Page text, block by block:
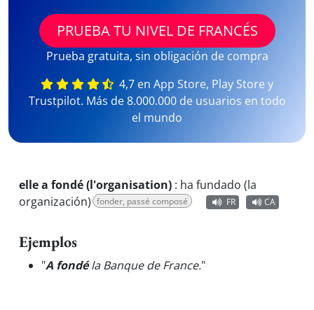
PRUEBA TU NIVEL DE FRANCÉS
Prueba gratuita, sin obligación de compra
4,7 en App Store, Play Store y
Trustpilot. Más de 8.000.000 de usuarios en todo
el mundo
elle a fondé (l'organisation) : ha fundado (la
organización) fonder, passé composé FR CA
Ejemplos
"A fondéla Banque de France."